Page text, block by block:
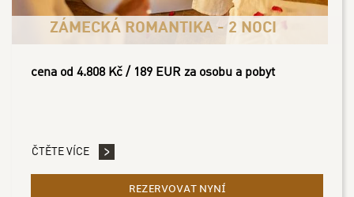
ZÁMECKÁ ROMANTIKA - 2 NOCI
cena od 4.808 Kč / 189 EUR za osobu a pobyt
ČTĚTE VÍCE
REZERVOVAT NYNÍ